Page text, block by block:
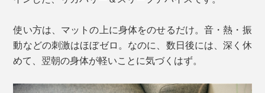
使い方は、マットの上に身体をのせるだけ。音・熱・振
動などの刺激はほぼゼロ。なのに、数日後には、深く休
めて、翌朝の身体が軽いことに気づくはず。